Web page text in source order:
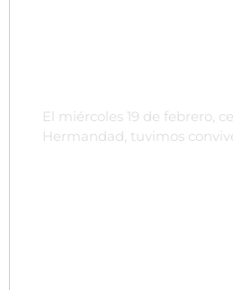
El miércoles 19 de febrero,
Hermandad, tuvimos